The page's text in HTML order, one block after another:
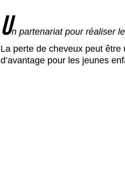
Un partenariat pour réaliser
La perte de cheveux peut
d’avantage pour les jeunes